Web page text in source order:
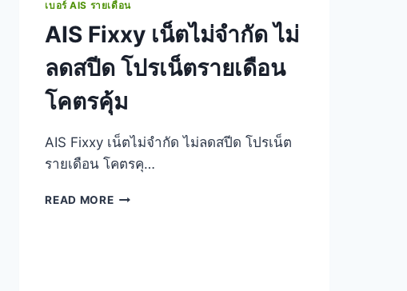
เบอร์ AIS รายเดือน
AIS Fixxy เน็ตไม่จำกัด ไม่
ลดสปีด โปรเน็ตรายเดือน
โคตรคุ้ม
AIS Fixxy เน็ตไม่จำกัด ไม่ลดสปีด โปรเน็ต
รายเดือน โคตรคุ…
READ MOREAIS